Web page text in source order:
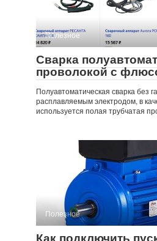
Полезное
Сварка
проволокой с
Полуавтоматическая сварка без
расплавляемым электродом, в
используется полая трубчатая
Полезное
Как подключить